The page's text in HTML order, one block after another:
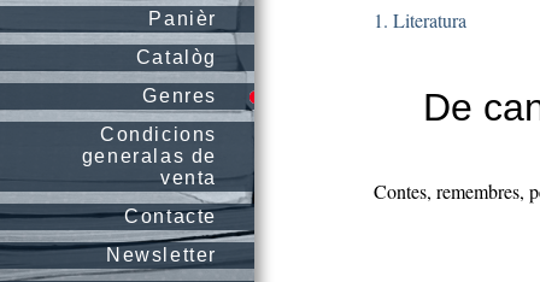
Panièr
Catalòg
Genres
Condicions
generalas de
venta
Contacte
Newsletter
1. Literatura
De
Contes, remembres,